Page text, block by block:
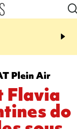
20:44
rouée de coups,
Plein Air
Flavia
do